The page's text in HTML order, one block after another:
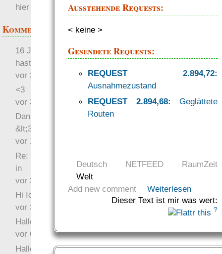
Ausstehende Requests:
< keine >
Gesendete Requests:
REQUEST 2.894,72:
Ausnahmezustand
REQUEST 2.894,68: Geglättete
Routen
Deutsch NETFEED
RaumZeit
Welt
Add new comment
Weiterlesen
Dieser Text ist mir was wert:
?
hier haben
Kommentare
16 Jahre später: mist, du
hast Recht …
vor 31 Wochen 4 Tage
<3
vor 34 Wochen 5 Tage
Danke für das Statement
&lt;3
vor 1 Jahr 48 Wochen
Re: Hi Ich bin völlig neu
in
vor 3 Jahre 33 Wochen
Hi Ich bin völlig neu in
vor 3 Jahre 46 Wochen
Hallo Ochrasylion
vor 6 Jahre 10 Wochen
Hallo Drak